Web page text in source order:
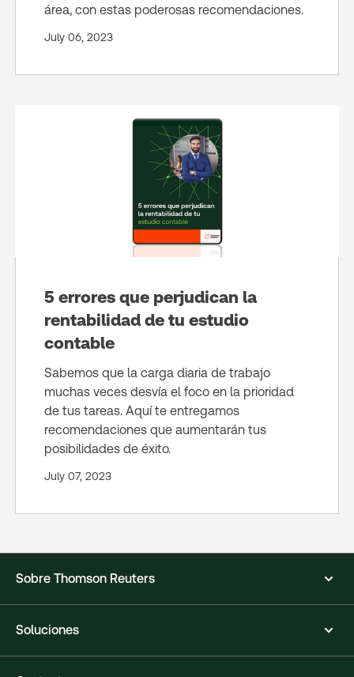
área, con estas poderosas recomendaciones.
July 06, 2023
5 errores que perjudican la
rentabilidad de tu estudio
contable
Sabemos que la carga diaria de trabajo
muchas veces desvía el foco en la prioridad
de tus tareas. Aquí te entregamos
recomendaciones que aumentarán tus
posibilidades de éxito.
July 07, 2023
Sobre Thomson Reuters
Soluciones